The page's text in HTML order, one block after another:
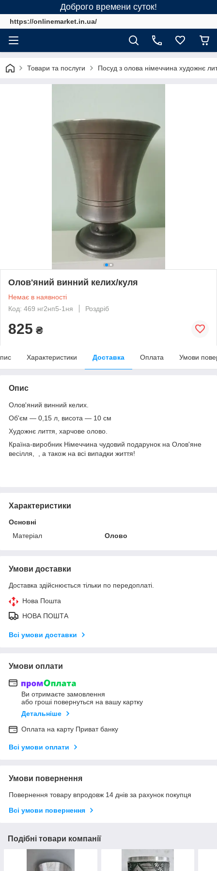
Доброго времени суток!
https://onlinemarket.in.ua/
Товари та послуги Посуд з олова німеччина художнє
Олов'яний винний келих/куля
Немає в наявності
Код: 469 нг2нп5-1ня
Роздріб
825 ₴
Характеристики Доставка Оплата Умови
Опис
Олов'яний винний келих.
Об'єм — 0,15 л, висота — 10 см
Художнє лиття, харчове олово.
Країна-виробник Німеччина чудовий подарунок на Олов'яне
весілля, , а також на всі випадки життя!
Характеристики
Основні
Матеріал
Олово
Умови доставки
Доставка здійснюється тільки по передоплаті.
Нова Пошта
НОВА ПОШТА
Всі умови доставки
Умови оплати
Ви отримаєте замовлення
або гроші повернуться на вашу картку
Детальніше
Оплата на карту Приват банку
Всі умови оплати
Умови повернення
Повернення товару впродовж 14 днів за рахунок покупця
Всі умови повернення
Подібні товари компанії